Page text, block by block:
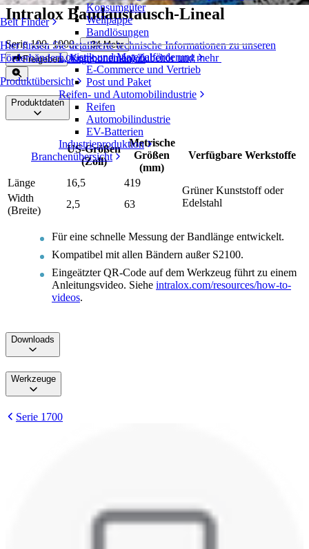
Belt Finder
Hier finden Sie detaillierte technische Informationen zu unseren
Förderbändern, Komponenten, Zubehör und mehr
Produktübersicht
Konsumgüter
Wellpappe
Bandlösungen
Logistik und Materialförderung
E-Commerce und Vertrieb
Post und Paket
Reifen- und Automobilindustrie
Reifen
Automobilindustrie
EV-Batterien
Industrieproduktion
Branchenübersicht
Intralox Bandaustausch-Lineal
Serie 100, 1000, +34 Mehr
Freigeben Angebot einholen
Produktdaten
US-Größen
(Zoll)
Metrische
Größen
(mm)
Verfügbare Werkstoffe
Länge 16,5 419
Grüner Kunststoff oder
Edelstahl
Width
(Breite)
2,5 63
Für eine schnelle Messung der Bandlänge entwickelt.
Kompatibel mit allen Bändern außer S2100.
Eingeätzter QR-Code auf dem Werkzeug führt zu einem
Anleitungsvideo. Siehe intralox.com/resources/how-to-
videos.
Downloads
Werkzeuge
Serie 1700